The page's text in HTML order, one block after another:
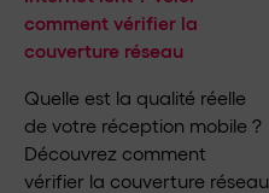
comment vérifier la
couverture réseau
Quelle est la qualité réelle
de votre réception mobile ?
Découvrez comment
vérifier la couverture réseau